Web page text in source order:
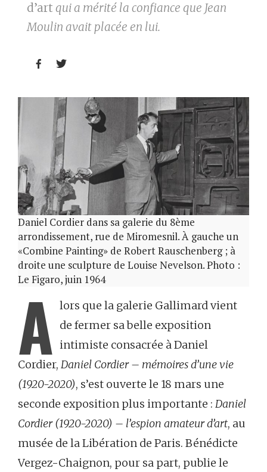
d’art qui a mérité la confiance que Jean
Moulin avait placée en lui.
 
Daniel Cordier dans sa galerie du 8ème
arrondissement, rue de Miromesnil. À gauche un
«Combine Painting» de Robert Rauschenberg ; à
droite une sculpture de Louise Nevelson. Photo :
Le Figaro, juin 1964
A lors que la galerie Gallimard vient
de fermer sa belle exposition
intimiste consacrée à Daniel
Cordier, Daniel Cordier – mémoires d’une vie
(1920-2020), s’est ouverte le 18 mars une
seconde exposition plus importante : Daniel
Cordier (1920-2020) – l’espion amateur d’art, au
musée de la Libération de Paris. Bénédicte
Vergez-Chaignon, pour sa part, publie le